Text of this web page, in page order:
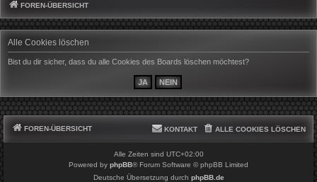
FOREN-ÜBERSICHT
Alle Cookies löschen
Bist du dir sicher, dass du alle Cookies des Boards löschen möchtest?
FOREN-ÜBERSICHT ALLE COOKIES LÖSCHEN
KONTAKT
Alle Zeiten sind UTC+02:00
Powered by phpBB® Forum Software © phpBB Limited
Deutsche Übersetzung durch phpBB.de